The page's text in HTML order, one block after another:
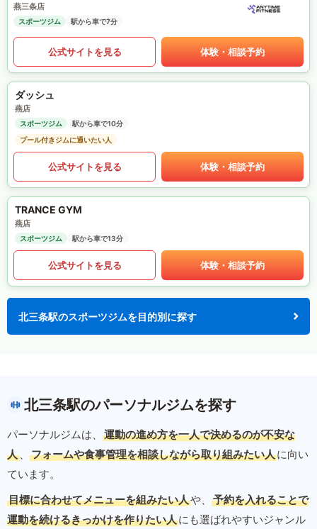
燕三条店
スポーツジム 駅から車で7分
公式サイトを見る 体験・相談予約
ダッシュ
燕店
スポーツジム
駅から車で10分
プール付きジムに通いたい人
公式サイトを見る 体験・相談予約
TRANCE GYM
燕店
スポーツジム 駅から車で13分
公式サイトを見る 体験・相談予約
北三条駅のスポーツジムを目的別に探す
北三条駅のパーソナルジムを探す
パーソナルジムは、
運動の進め方を一人で決めるのが不安な
人 、 フォームや食事管理を相談しながら取り組みたい人に向い
ています。
目標に合わせてメニューを組みたい人や、
予約を入れることで
運動を続けるきっかけを作りたい人にも選ばれやすいジャンル